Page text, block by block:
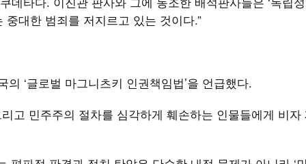
대한 범죄를 저지르고 있는 것이다.”
‘글로벌 마그니츠키 인권책임법’을 언급했다.
고 민주주의 절차를 심각하게 훼손하는 인물들에게 비자